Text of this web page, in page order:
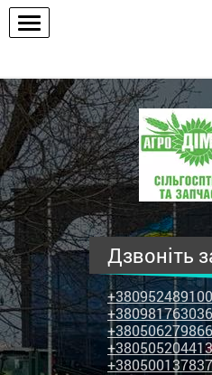
ПП
"Агродім-
центр"
-
продаж
сільськогосподарської
техніки
та
запчастин
Дзвоніть
+380952489100
+380981763036
+380506279866
+380505204413
+380500137837